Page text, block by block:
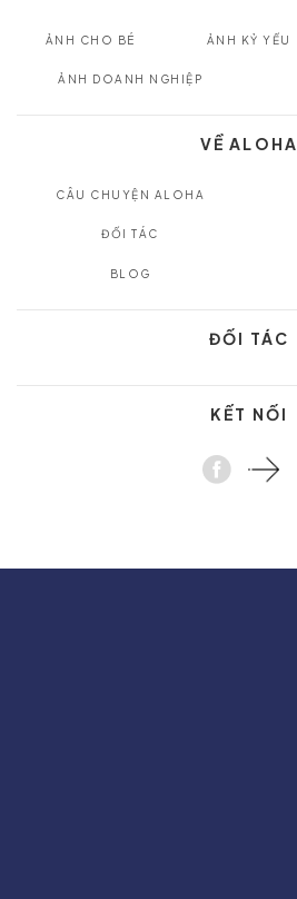
ẢNH CHO BÉ ẢNH KỶ YẾU
ẢNH DOANH NGHIỆP
VỀ ALOHA
CÂU CHUYỆN ALOHA
ĐỐI TÁC
BLOG
ĐỐI TÁC
KẾT NỐI